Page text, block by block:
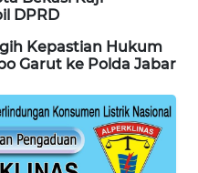
DPRD
Kepastian Hukum
Garut ke Polda Jabar